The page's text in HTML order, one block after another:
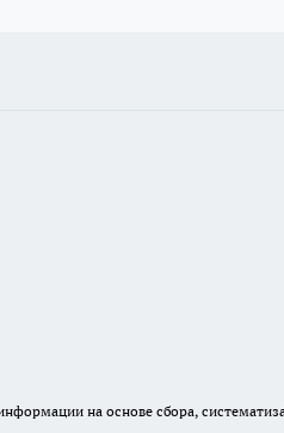
на основе сбора,